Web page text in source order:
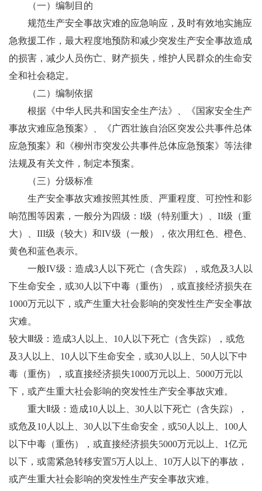
（一） 编制目的
规范生产安全事故灾难的应急响应，及时有效地实施应
急救援工作，最大程度地预防和减少突发生产安全事故造成
的损害，减少人员伤亡、财产损失，维护人民群众的生命安
全和社会稳定。
（ 二） 编制依据
根据《中华人民共和国安全生产法》、《国家安全生产
事故灾难应急预案》、《广西壮族自治区突发公共事件总体
应急预案》和《柳州市突发公共事件总体应急预案》等法律
法规及有关文件，制定本预案。
（三） 分级标准
生产安全事故灾难按照其性质、严重程度、可控性和影
响范围等因素，一般分为四级： I级（特别重大）、 II级（重
大）、 III级（较大）和IV级（一般），依次用红色、橙色、
黄色和蓝色表示。
一般IV级：造成3人以下死亡（含失踪），或危及3人以
下生命安全，或30人以下中毒（重伤），或直接经济损失在
1000万元以下，或产生重大社会影响的突发性生产安全事故
灾难。
较大
级：造成3人以上、 10人以下死亡（含失踪），或危
及3人以上、 10人以下生命安全，或30人以上、 50人以下中
毒（重伤），或直接经济损失1000万元以上、 5000万元以
下，或产生重大社会影响的突发性生产安全事故灾难。
重大 级：造成10人以上、 30人 以下死亡（含失踪），
或危及 10人以上、 30人以下生命安全，或50人以上、 100人
以下中毒（重伤），或直接经济损失5000万元以上、 1亿元
以下，或需紧急转移安置5万人以上、 10万人以下的事故，
或产生重大社会影响的突发性生产安全事故灾难。